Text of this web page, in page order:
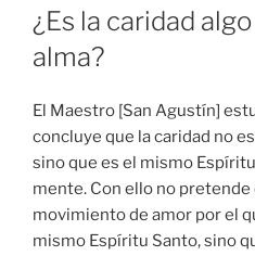
EL
¿Es la caridad
alma?
El Maestro [San Agustín]
concluye que la caridad no
sino que es el mismo
mente. Con ello no pretende
movimiento de amor por el
mismo Espíritu Santo, sino